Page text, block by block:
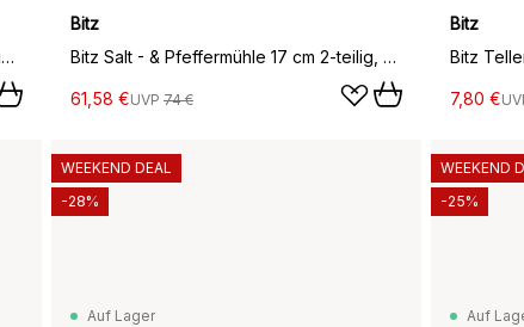
Bitz Salatschüssel Ø24 cm, Schwarz-dunkelblau
Bitz
Bitz Salt - & Pfeffermühle 17 cm 2-teilig, Grün
61,58 €UVP 74 €
Bitz
7,80 €
Auf Lager
WEEKEND DEAL
-28%
Auf
WEEKEND
-25%